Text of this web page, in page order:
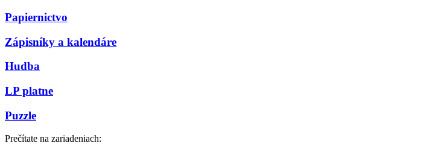
Papiernictvo
Zápisníky a kalendáre
Hudba
LP platne
Puzzle
Prečítate na zariadeniach: